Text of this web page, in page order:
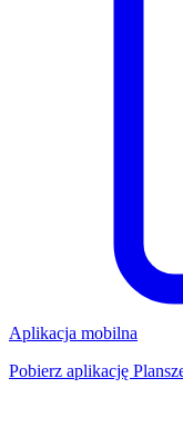
Aplikacja mobilna
Pobierz aplikację